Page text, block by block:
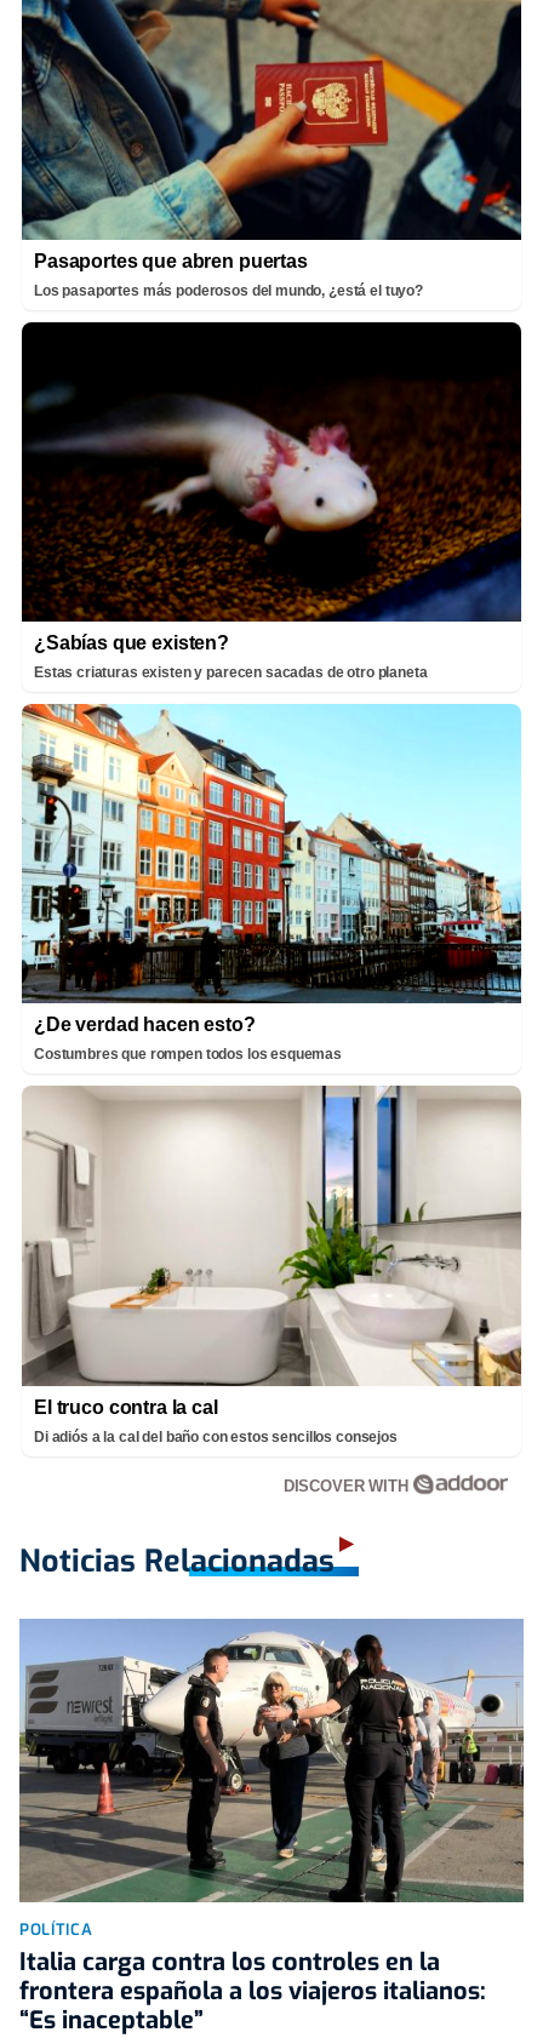
Pasaportes que abren puertas
Los pasaportes más poderosos del mundo, ¿está el tuyo?
¿Sabías que existen?
Estas criaturas existen y parecen sacadas de otro planeta
¿De verdad hacen esto?
Costumbres que rompen todos los esquemas
El truco contra la cal
Di adiós a la cal del baño con estos sencillos consejos
DISCOVER WITH
Noticias Relacionadas
POLÍTICA
Italia carga contra los controles en la
frontera española a los viajeros italianos:
“Es inaceptable”